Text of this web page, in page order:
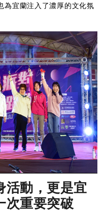
為宜蘭注入了濃厚的文化氛
活動，更是宜
次重要突破